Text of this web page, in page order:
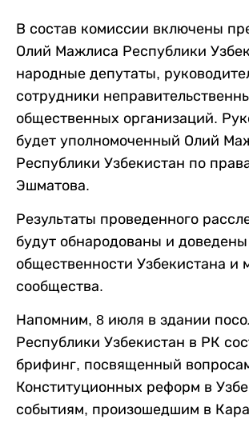
В состав комиссии включены
Олий Мажлиса Республики
народные депутаты,
сотрудники
общественных организаций.
будет уполномоченный Олий
Республики Узбекистан по
Эшматова.
Результаты проведенного
будут обнародованы и
общественности Узбекистана и
сообщества.
Напомним, 8 июля в здании
Республики Узбекистан в РК
брифинг, посвященный
Конституционных реформ в
событиям, произошедшим в